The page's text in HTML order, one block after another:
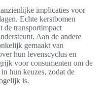
implicaties voor
Echte kerstbomen
de transportimpact
Aan de andere
gemaakt van
hun levenscyclus en
voor consumenten om de
hun keuzes, zodat de
is.